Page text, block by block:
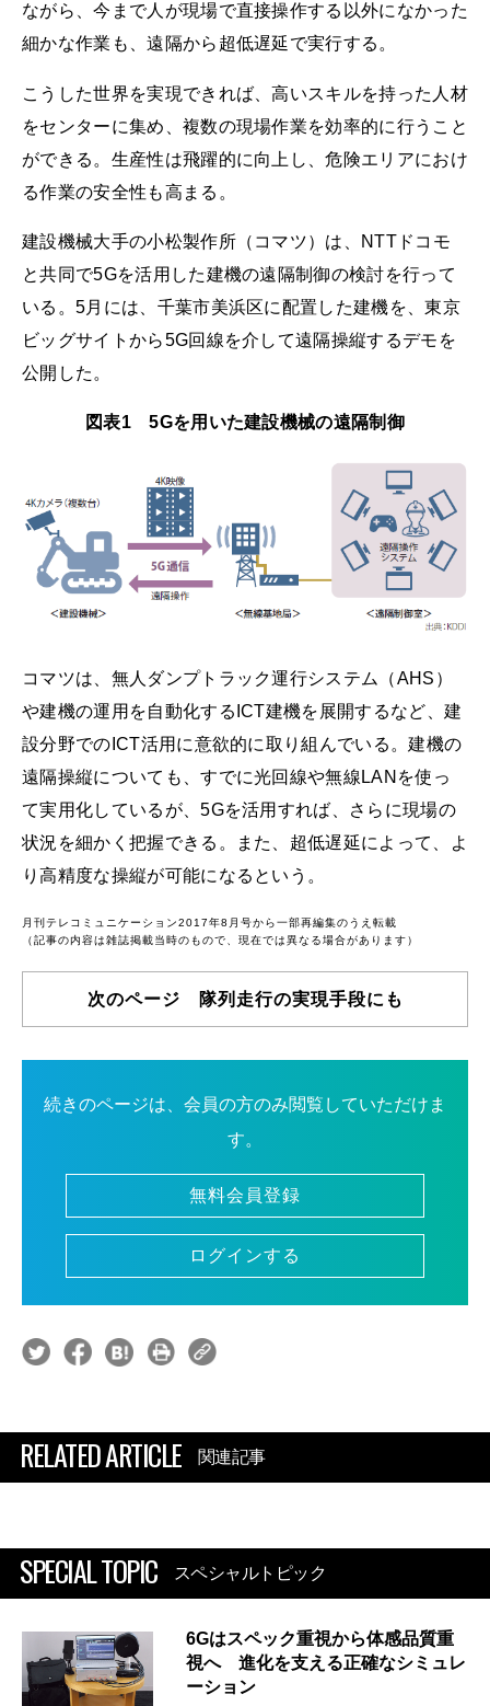
ながら、今まで人が現場で直接操作する以外になかった
細かな作業も、遠隔から超低遅延で実行する。
こうした世界を実現できれば、高いスキルを持った人材
をセンターに集め、複数の現場作業を効率的に行うこと
ができる。生産性は飛躍的に向上し、危険エリアにおけ
る作業の安全性も高まる。
建設機械大手の小松製作所（コマツ）は、NTTドコモ
と共同で5Gを活用した建機の遠隔制御の検討を行って
いる。5月には、千葉市美浜区に配置した建機を、東京
ビッグサイトから5G回線を介して遠隔操縦するデモを
公開した。
図表1 5Gを用いた建設機械の遠隔制御
コマツは、無人ダンプトラック運行システム（AHS）
や建機の運用を自動化するICT建機を展開するなど、建
設分野でのICT活用に意欲的に取り組んでいる。建機の
遠隔操縦についても、すでに光回線や無線LANを使っ
て実用化しているが、5Gを活用すれば、さらに現場の
状況を細かく把握できる。また、超低遅延によって、よ
り高精度な操縦が可能になるという。
月刊テレコミュニケーション2017年8月号から一部再編集のうえ転載
（記事の内容は雑誌掲載当時のもので、現在では異なる場合があります）
次のページ 隊列走行の実現手段にも
続きのページは、会員の方のみ閲覧していただけま
す。
無料会員登録
ログインする
RELATED ARTICLE 関連記事
SPECIAL TOPIC スペシャルトピック
6Gはスペック重視から体感品質重
視へ 進化を支える正確なシミュレ
ーション